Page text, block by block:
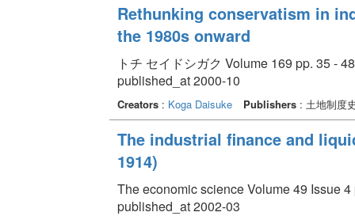
Rethunking conservatism in
the 1980s onward
トチ セイドシガク Volume 169 pp. 35 - 48
published_at 2000-10
Creators: Koga Daisuke Publishers: 土地制度
The industrial finance and
1914)
The economic science Volume 49 Issue 4
published_at 2002-03